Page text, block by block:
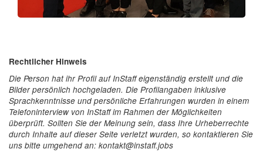
Rechtlicher Hinweis
Die Person hat ihr Profil auf InStaff eigenständig erstellt und die
Bilder persönlich hochgeladen. Die Profilangaben inklusive
Sprachkenntnisse und persönliche Erfahrungen wurden in einem
Telefoninterview von InStaff im Rahmen der Möglichkeiten
überprüft. Sollten Sie der Meinung sein, dass Ihre Urheberrechte
durch Inhalte auf dieser Seite verletzt wurden, so kontaktieren Sie
uns bitte umgehend an: kontakt@instaff.jobs